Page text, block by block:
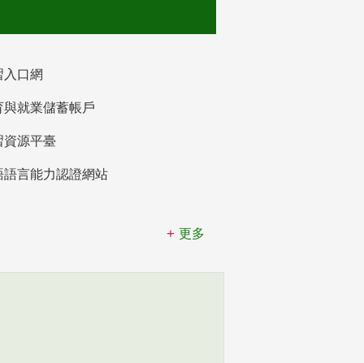
入口網
與就業儲蓄帳戶
資源平臺
語言能力認證網站
更多